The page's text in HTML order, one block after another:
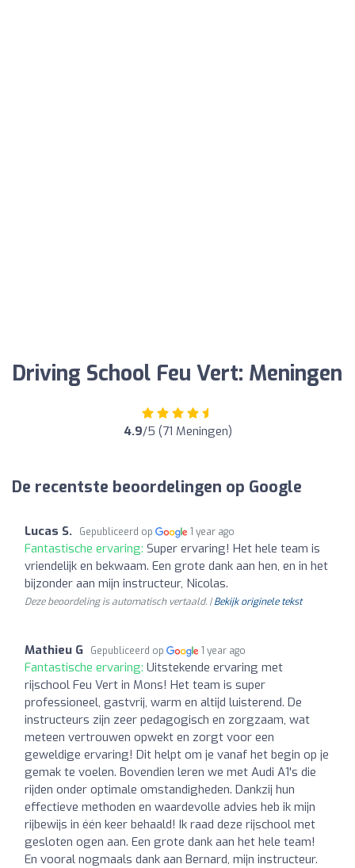
Driving School Feu Vert: Meningen
4.9/5 (71 Meningen)
De recentste beoordelingen op Google
Lucas S. Gepubliceerd op 1 year ago
Fantastische ervaring: Super ervaring! Het hele team is
vriendelijk en bekwaam. Een grote dank aan hen, en in het
bijzonder aan mijn instructeur, Nicolas.
Deze beoordeling is automatisch vertaald. |Bekijk originele tekst
Mathieu G Gepubliceerd op 1 year ago
Fantastische ervaring: Uitstekende ervaring met
rijschool Feu Vert in Mons! Het team is super
professioneel, gastvrij, warm en altijd luisterend. De
instructeurs zijn zeer pedagogisch en zorgzaam, wat
meteen vertrouwen opwekt en zorgt voor een
geweldige ervaring! Dit helpt om je vanaf het begin op je
gemak te voelen. Bovendien leren we met Audi A1's die
rijden onder optimale omstandigheden. Dankzij hun
effectieve methoden en waardevolle advies heb ik mijn
rijbewijs in één keer behaald! Ik raad deze rijschool met
gesloten ogen aan. Een grote dank aan het hele team!
En vooral nogmaals dank aan Bernard, mijn instructeur.